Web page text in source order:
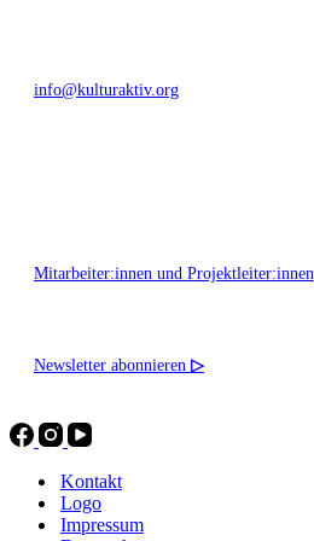
info@kulturaktiv.org
Mitarbeiter:innen und Projektleiter:innen
Newsletter abonnieren ▷
Kontakt
Logo
Impressum